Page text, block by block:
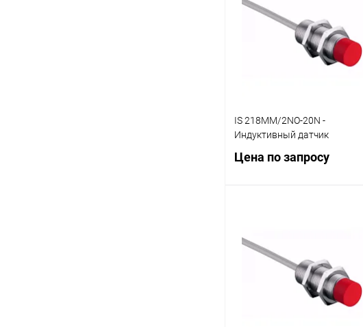
Купить в 1 клик
В избранное
Наличие
уточняйте
IS 218MM/2NO-20N -
Индуктивный датчик
Цена по запросу
Купить в 1 клик
В избранное
Наличие
уточняйте